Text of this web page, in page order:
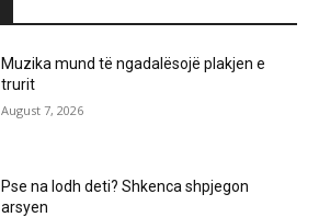
Muzika mund të ngadalësojë plakjen e
trurit
August 7, 2026
Pse na lodh deti? Shkenca shpjegon
arsyen